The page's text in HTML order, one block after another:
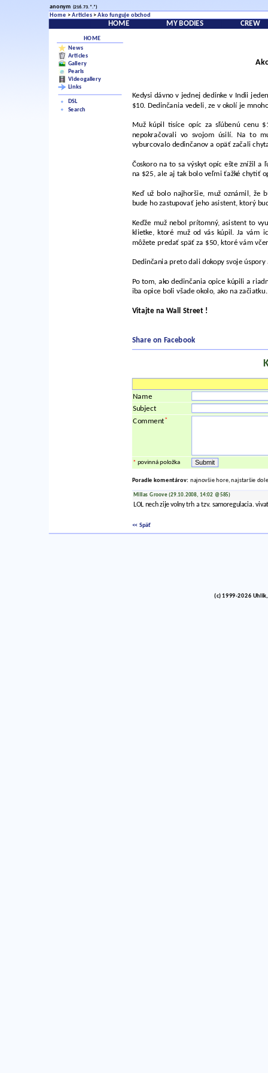
anonym (216.73.*.*)
Home >Articles>Ako funguje obchod
HOME MY BODIES CREW
HOME
News
Articles
Gallery
Pearls
Videogallery
Links
DSL
Search
Kedysi dávno v jednej dedinke v Indii
$10. Dedinčania vedeli, ze v okolí je
Muž kúpil tisíce opíc za sľúbenú cenu
nepokračovali vo svojom úsilí. Na to
vyburcovalo dedinčanov a opäť začali
Čoskoro na to sa výskyt opíc ešte znížil
na $25, ale aj tak bolo veľmi ťažké chytiť
Keď už bolo najhoršie, muž oznámil, že
bude ho zastupovať jeho asistent, ktorý
Keďže muž nebol prítomný, asistent to
klietke, ktoré muž od vás kúpil. Ja vám
môžete predať späť za $50, ktoré vám
Dedinčania preto dali dokopy svoje
Po tom, ako dedinčania opice kúpili a
iba opice boli všade okolo, ako na začiatku.
Vitajte na Wall Street !
Share on Facebook
Name
Subject
Comment*
* povinná položka
Poradie komentárov: najnovšie hore, najstaršie dole
Millas Groove (29.10.2008, 14:02 @585)
LOL nech zije volny trh a tzv. samoregulacia.
<< Späť
(c) 1999-2026 Uhlik,